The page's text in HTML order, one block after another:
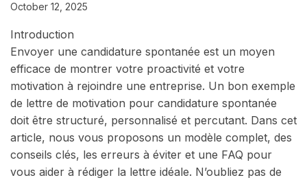
October 12, 2025
Introduction
Envoyer une candidature spontanée est un moyen
efficace de montrer votre proactivité et votre
motivation à rejoindre une entreprise. Un bon exemple
de lettre de motivation pour candidature spontanée
doit être structuré, personnalisé et percutant. Dans cet
article, nous vous proposons un modèle complet, des
conseils clés, les erreurs à éviter et une FAQ pour
vous aider à rédiger la lettre idéale. N’oubliez pas de